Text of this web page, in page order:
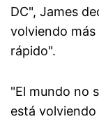
DC", James
volviendo
rápido".
"El mundo no
está volviendo